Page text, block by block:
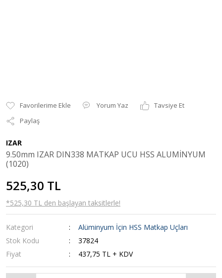
Yorum Yaz
Tavsiye Et
Paylaş
IZAR
9.50mm IZAR DIN338 MATKAP UCU HSS ALUMİNYUM
(1020)
525,30 TL
*525,30 TL den başlayan taksitlerle!
Kategori
Alüminyum İçin HSS Matkap Uçları
Stok Kodu
37824
Fiyat
437,75 TL + KDV